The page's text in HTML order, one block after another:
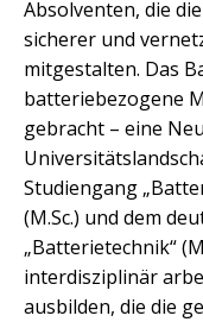
Absolventen, die
sicherer und
mitgestalten. Das
batteriebezogene
gebracht – eine
Studiengang
(M.Sc.) und dem
„Batterietechnik“
interdisziplinär
ausbilden, die die